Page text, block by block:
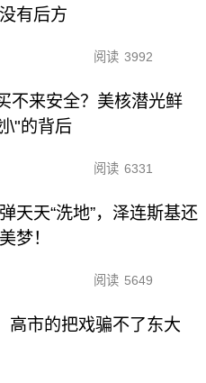
有后方
阅读 3992
不来安全？美核潜光鲜
\"的背后
阅读 6331
天天“洗地”，泽连斯基还
梦！
阅读 5649
高市的把戏骗不了东大